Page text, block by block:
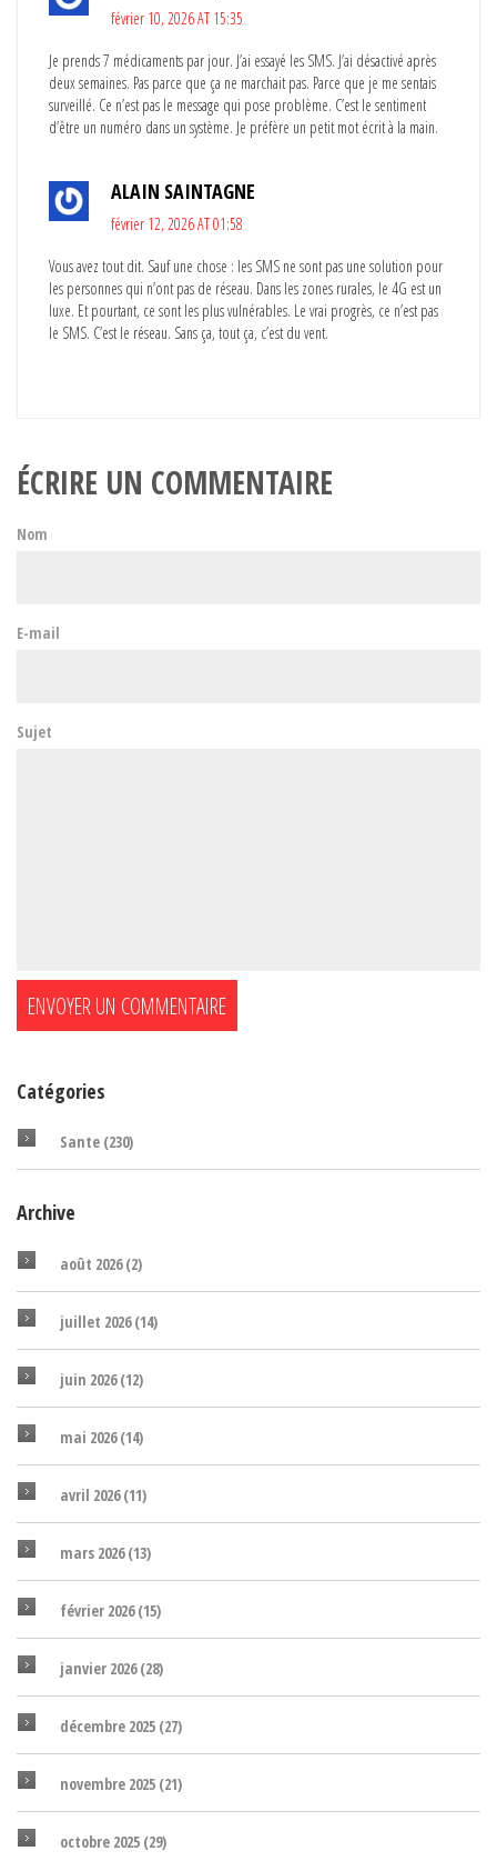
février 10, 2026 AT 15:35
Je prends 7 médicaments par jour. J’ai essayé les SMS. J’ai désactivé après
deux semaines. Pas parce que ça ne marchait pas. Parce que je me sentais
surveillé. Ce n’est pas le message qui pose problème. C’est le sentiment
d’être un numéro dans un système. Je préfère un petit mot écrit à la main.
ALAIN SAINTAGNE
février 12, 2026 AT 01:58
Vous avez tout dit. Sauf une chose : les SMS ne sont pas une solution pour
les personnes qui n’ont pas de réseau. Dans les zones rurales, le 4G est un
luxe. Et pourtant, ce sont les plus vulnérables. Le vrai progrès, ce n’est pas
le SMS. C’est le réseau. Sans ça, tout ça, c’est du vent.
ÉCRIRE UN COMMENTAIRE
Nom
E-mail
Sujet
Catégories
Sante (230)
Archive
août 2026(2)
juillet 2026(14)
juin 2026(12)
mai 2026(14)
avril 2026(11)
mars 2026(13)
février 2026(15)
janvier 2026(28)
décembre 2025 (27)
novembre 2025 (21)
octobre 2025 (29)